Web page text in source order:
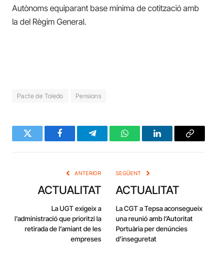
Autònoms equiparant base mínima de cotització amb
la del Règim General.
Pacte de Toledo Pensions
Twitter FacebookTelegramWhatsAppLinkedInCopy
ANTERIOR
ACTUALITAT
La UGT exigeix a
l’administració que prioritzi la
retirada de l’amiant de les
empreses
SEGÜENT
ACTUALITAT
La CGT a Tepsa aconsegueix
una reunió amb l’Autoritat
Portuària per denúncies
d’inseguretat